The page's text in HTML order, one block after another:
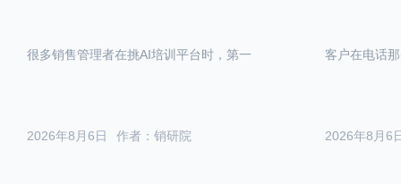
作者：销研院
2026年8月6日
很多销售管理者在挑AI培训平台时，第一
2026年8月6
客户在电话